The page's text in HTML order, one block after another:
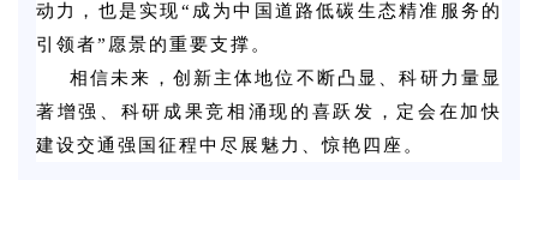
动力，也是实现“成为中国道路低碳生态精准服务的
引领者”愿景的重要支撑。
相信未来，创新主体地位不断凸显、科研力量显
著增强、科研成果竞相涌现的喜跃发，定会在加快
建设交通强国征程中尽展魅力、惊艳四座。